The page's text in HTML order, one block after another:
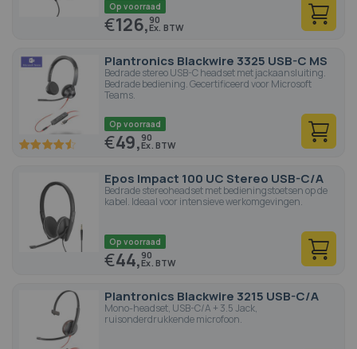
Op voorraad
€126,90
Plantronics Blackwire 3325 USB-C MS
Bedrade stereo USB-C headset met jackaansluiting.
Bedrade bediening. Gecertificeerd voor Microsoft
Teams.
90 100
Op voorraad
€49,90
Epos Impact 100 UC Stereo USB-C/A
Bedrade stereoheadset met bedieningstoetsen op de
kabel. Ideaal voor intensieve werkomgevingen.
Op voorraad
€44,90
Plantronics Blackwire 3215 USB-C/A
Mono-headset, USB-C/A + 3.5 Jack,
ruisonderdrukkende microfoon.